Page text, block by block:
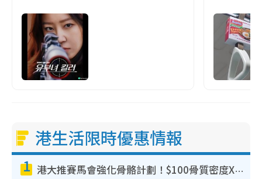
港生活限時優惠情報
1 港大推賽馬會強化骨骼計劃！$100骨質密度X光檢查 完成免費運動訓練送超市禮券！附參加資格